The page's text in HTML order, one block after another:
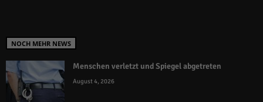
NOCH MEHR NEWS
Menschen verletzt und Spiegel abgetreten
August 4, 2026